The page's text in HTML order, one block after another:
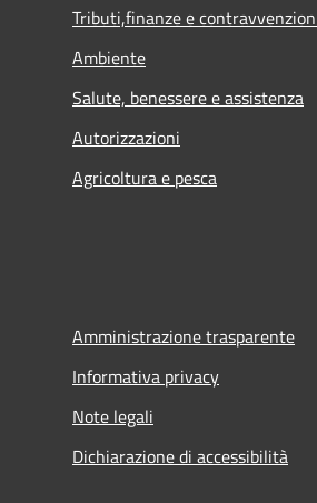
Tributi,finanze e
Ambiente
Salute, benessere e assistenza
Autorizzazioni
Agricoltura e pesca
Amministrazione trasparente
Informativa privacy
Note legali
Dichiarazione di accessibilità